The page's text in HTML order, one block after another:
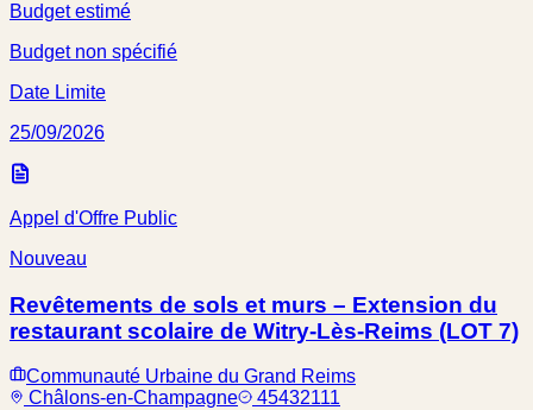
Budget estimé
Budget non spécifié
Date Limite
25/09/2026
Appel d'Offre Public
Nouveau
Revêtements de sols et murs – Extension du
restaurant scolaire de Witry-Lès-Reims (LOT 7)
Communauté Urbaine du Grand Reims
Châlons-en-Champagne
45432111